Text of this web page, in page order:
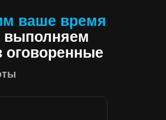
ваше время
выполняем
оговоренные